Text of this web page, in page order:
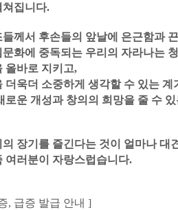
집니다.
들께서 후손들의 앞날에 은근함과
화에 중독되는 우리의 자라나는
올바로 지키고,
더욱더 소중하게 생각할 수 있는
로운 개성과 창의의 희망을 줄 수
의 장기를 즐긴다는 것이 얼마나 대
여러분이 자랑스럽습니다.
, 급증 발급 안내 ]